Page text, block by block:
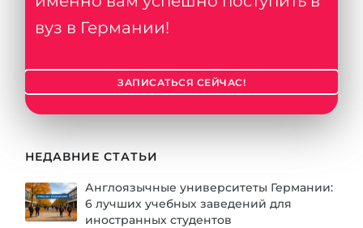
Города
ПРОФЕССИИ
Профессии
Специальности
Тест Голланда
ПОСТУПАЕМ НА...
Физика
ПОСТУПАЕМ ИЗ...
вуз в Германии!
ЗАПИСАТЬСЯ СЕЙЧАС!
НЕДАВНИЕ СТАТЬИ
Англоязычные университеты Германии:
6 лучших учебных заведений для
иностранных студентов